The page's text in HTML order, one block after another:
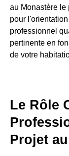
au Monastère le
pour
professionnel
pertinente en
de votre
Le Rôle
Projet